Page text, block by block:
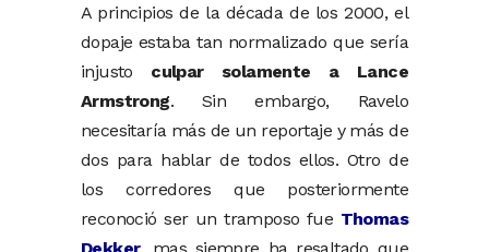
A principios de la década de los 2000, el
dopaje estaba tan normalizado que sería
injusto culpar solamente a Lance
Armstrong. Sin embargo, Ravelo
necesitaría más de un reportaje y más de
dos para hablar de todos ellos. Otro de
los corredores que posteriormente
reconoció ser un tramposo fue Thomas